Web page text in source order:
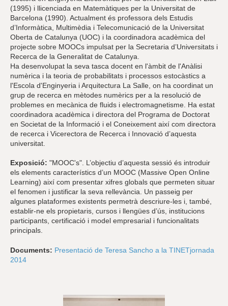
(1995) i llicenciada en Matemàtiques per la Universitat de
Barcelona (1990). Actualment és professora dels Estudis
d’Informàtica, Multimèdia i Telecomunicació de la Universitat
Oberta de Catalunya (UOC) i la coordinadora acadèmica del
projecte sobre MOOCs impulsat per la Secretaria d’Universitats i
Recerca de la Generalitat de Catalunya.
Ha desenvolupat la seva tasca docent en l'àmbit de l'Anàlisi
numèrica i la teoria de probabilitats i processos estocàstics a
l'Escola d'Enginyeria i Arquitectura La Salle, on ha coordinat un
grup de recerca en mètodes numèrics per a la resolució de
problemes en mecànica de fluids i electromagnetisme. Ha estat
coordinadora acadèmica i directora del Programa de Doctorat
en Societat de la Informació i el Coneixement així com directora
de recerca i Vicerectora de Recerca i Innovació d’aquesta
universitat.
Exposició: "MOOC's". L’objectiu d’aquesta sessió és introduir
els elements característics d’un MOOC (Massive Open Online
Learning) així com presentar xifres globals que permeten situar
el fenomen i justificar la seva rellevància. Un passeig per
algunes plataformes existents permetrà descriure-les i, també,
establir-ne els propietaris, cursos i llengües d’ús, institucions
participants, certificació i model empresarial i funcionalitats
principals.
Documents: Presentació de Teresa Sancho a la TINETjornada
2014